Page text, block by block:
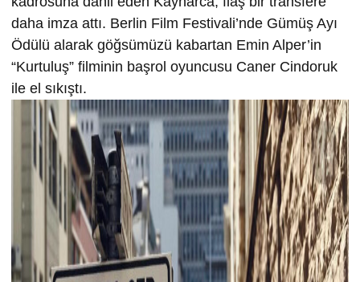
daha imza attı. Berlin Film Festivali’nde Gümüş Ayı
Ödülü alarak göğsümüzü kabartan Emin Alper’in
“Kurtuluş” filminin başrol oyuncusu Caner Cindoruk
ile el sıkıştı.